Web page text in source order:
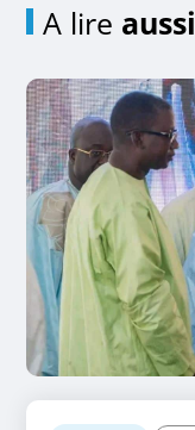
A lire aussi